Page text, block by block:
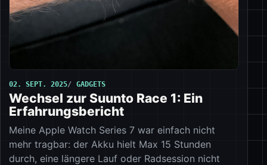
02. SEPT. 2025 GADGETS
Wechsel zur Suunto Race 1: Ein
Erfahrungsbericht
Meine Apple Watch Series 7 war einfach nicht
mehr tragbar: der Akku hielt Max 15 Stunden
durch, eine längere Lauf oder Radsession nicht